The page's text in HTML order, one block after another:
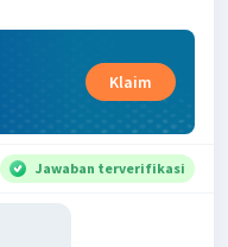
Klaim
Jawaban terverifikasi